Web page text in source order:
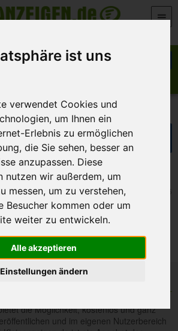
ist uns
verwendet Cookies und
um Ihnen ein
Erlebnis zu ermöglichen
die Sie sehen, besser an
anzupassen. Diese
nutzen wir außerdem, um
messen, um zu verstehen,
Besucher kommen oder um
weiter zu entwickeln.
Alle akzeptieren
Einstellungen ändern
Anzeige
aufgeben
>Fahrräder
Suche eingrenzen
in Fahrräder
zu verkaufen
die Möglichkeit, kostenlos und ganz
und im eigenen Nutzerbereich